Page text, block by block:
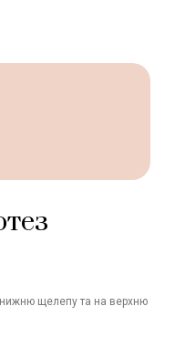
щелепу та на верхню